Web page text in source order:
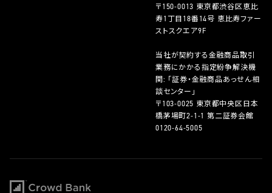
〒150-0013 東京都渋谷区恵比
寿1丁目18番14号 恵比寿ファー
ストスクエア9F
当社が契約する金融商品取引
業務にかかる指定紛争解決機
関: 「証券・金融商品あっせん相
談センター」
〒103-0025 東京都中央区日本
橋茅場町2-1-1 第二証券会館
0120-64-5005